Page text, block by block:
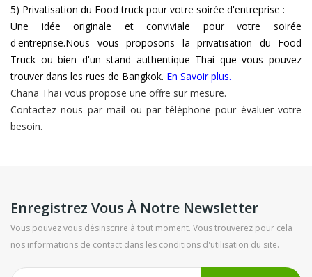
5) Privatisation du Food truck pour votre soirée d'entreprise :
Une idée originale et conviviale pour votre soirée
d'entreprise.Nous vous proposons la privatisation du Food
Truck ou bien d'un stand authentique Thai que vous pouvez
trouver dans les rues de Bangkok. En Savoir plus.
Chana Thaï vous propose une offre sur mesure.
Contactez nous par mail ou par téléphone pour évaluer votre
besoin.
Enregistrez Vous À Notre Newsletter
Vous pouvez vous désinscrire à tout moment. Vous trouverez pour cela
nos informations de contact dans les conditions d'utilisation du site.